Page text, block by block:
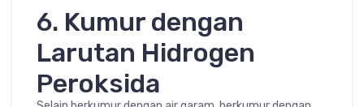
6. Kumur dengan
Larutan Hidrogen
Peroksida